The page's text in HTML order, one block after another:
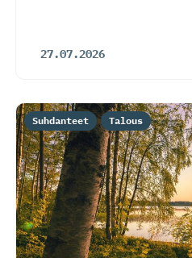
27.07.2026
Suhdanteet Talous